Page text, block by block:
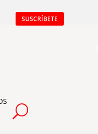
SUSCRÍBETE